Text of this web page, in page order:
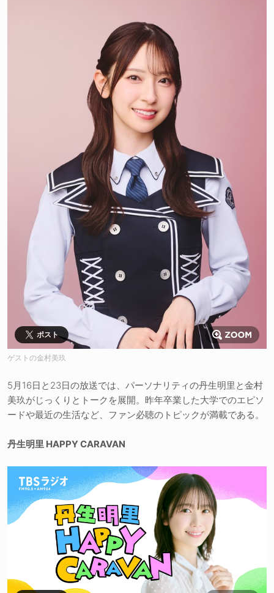
ポスト
ゲストの金村美玖
5月16日と23日の放送では、パーソナリティの丹生明里と金村
美玖がじっくりとトークを展開。昨年卒業した大学でのエピソ
ードや最近の生活など、ファン必聴のトピックが満載である。
丹生明里 HAPPY CARAVAN